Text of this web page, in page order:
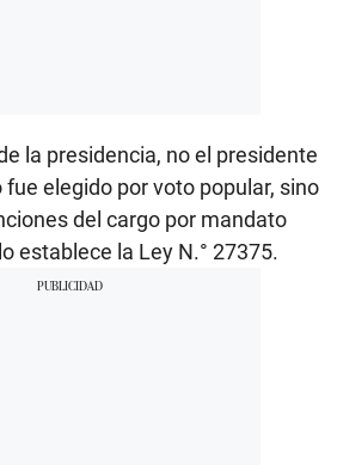
la presidencia, no el presidente
fue elegido por voto popular, sino
del cargo por mandato
establece la Ley N.° 27375.